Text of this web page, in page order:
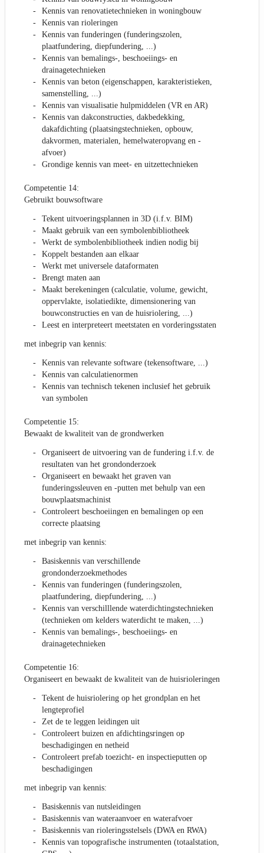
Kennis van renovatietechnieken in woningbouw
Kennis van rioleringen
Kennis van funderingen (funderingszolen,
plaatfundering, diepfundering, ...)
Kennis van bemalings-, beschoeiings- en
drainagetechnieken
Kennis van beton (eigenschappen, karakteristieken,
samenstelling, ...)
Kennis van visualisatie hulpmiddelen (VR en AR)
Kennis van dakconstructies, dakbedekking,
dakafdichting (plaatsingstechnieken, opbouw,
dakvormen, materialen, hemelwateropvang en -
afvoer)
Grondige kennis van meet- en uitzettechnieken
Competentie 14:
Gebruikt bouwsoftware
Tekent uitvoeringsplannen in 3D (i.f.v. BIM)
Maakt gebruik van een symbolenbibliotheek
Werkt de symbolenbibliotheek indien nodig bij
Koppelt bestanden aan elkaar
Werkt met universele dataformaten
Brengt maten aan
Maakt berekeningen (calculatie, volume, gewicht,
oppervlakte, isolatiedikte, dimensionering van
bouwconstructies en van de huisriolering, ...)
Leest en interpreteert meetstaten en vorderingsstaten
met inbegrip van kennis:
Kennis van relevante software (tekensoftware, ...)
Kennis van calculatienormen
Kennis van technisch tekenen inclusief het gebruik
van symbolen
Competentie 15:
Bewaakt de kwaliteit van de grondwerken
Organiseert de uitvoering van de fundering i.f.v. de
resultaten van het grondonderzoek
Organiseert en bewaakt het graven van
funderingssleuven en -putten met behulp van een
bouwplaatsmachinist
Controleert beschoeiingen en bemalingen op een
correcte plaatsing
met inbegrip van kennis:
Basiskennis van verschillende
grondonderzoekmethodes
Kennis van funderingen (funderingszolen,
plaatfundering, diepfundering, ...)
Kennis van verschilllende waterdichtingstechnieken
(technieken om kelders waterdicht te maken, ...)
Kennis van bemalings-, beschoeiings- en
drainagetechnieken
Competentie 16:
Organiseert en bewaakt de kwaliteit van de huisrioleringen
Tekent de huisriolering op het grondplan en het
lengteprofiel
Zet de te leggen leidingen uit
Controleert buizen en afdichtingsringen op
beschadigingen en netheid
Controleert prefab toezicht- en inspectieputten op
beschadigingen
met inbegrip van kennis:
Basiskennis van nutsleidingen
Basiskennis van wateraanvoer en waterafvoer
Basiskennis van rioleringsstelsels (DWA en RWA)
Kennis van topografische instrumenten (totaalstation,